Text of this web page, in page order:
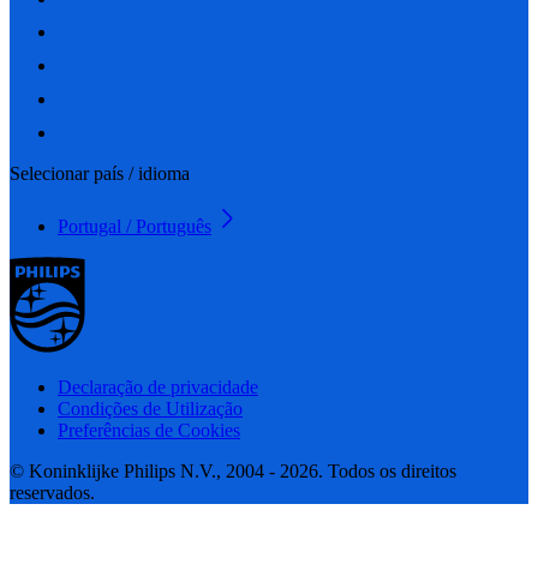
Selecionar país / idioma
Portugal / Português
Declaração de privacidade
Condições de Utilização
Preferências de Cookies
© Koninklijke Philips N.V., 2004 - 2026. Todos os direitos
reservados.